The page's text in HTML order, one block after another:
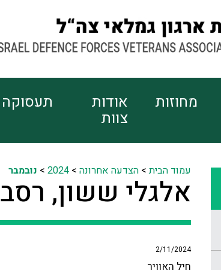
מחוזות אודות
צוות
תעסוקה
עמוד הבית>הצדעה אחרונה >
2024
> נובמבר
אלגלי ששון, רסב
2/11/2024
חיל האוויר